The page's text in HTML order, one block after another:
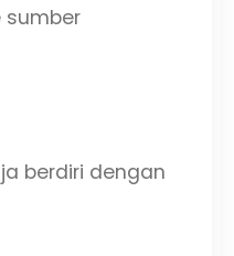
sumber
berdiri dengan